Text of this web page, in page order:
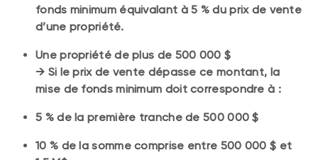
fonds minimum équivalant à 5 % du prix de vente
d’une propriété.
Une propriété de plus de 500 000 $
​​→​ Si le prix de vente dépasse ce montant, la
mise de fonds minimum doit correspondre à :
5 % de la première tranche de 500 000 $
10 % de la somme comprise entre 500 000 $ et